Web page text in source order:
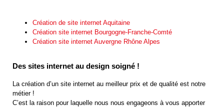
Création de site internet Aquitaine
Création site internet Bourgogne-Franche-Comté
Création site internet Auvergne Rhône Alpes
Des sites internet au design soigné !
La création d’un site internet au meilleur prix et de qualité est notre
métier !
C’est la raison pour laquelle nous nous engageons à vous apporter